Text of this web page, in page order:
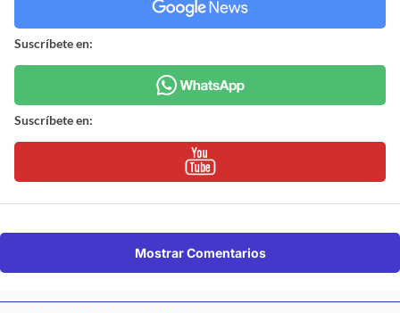
Suscríbete en:
Suscríbete en:
Mostrar Comentarios